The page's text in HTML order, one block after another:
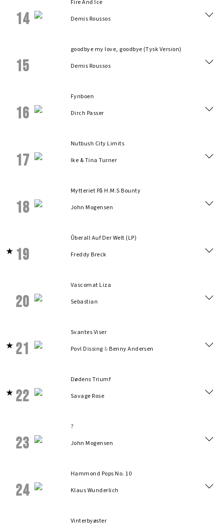
14
Fire And Ice
Demis Roussos
15
goodbye my love, goodbye (Tysk Version)
Demis Roussos
16
Fynboen
Dirch Passer
17
Nutbush City Limits
Ike & Tina Turner
18
Mytteriet På H.M.S Bounty
John Mogensen
19
Ûberall Auf Der Welt (LP)
Freddy Breck
20
Vascomat Liza
Sebastian
21
Svantes Viser
Povl Dissing & Benny Andersen
22
Dødens Triumf
Savage Rose
23
?
John Mogensen
24
Hammond Pops No. 10
Klaus Wunderlich
Vinterbyøster